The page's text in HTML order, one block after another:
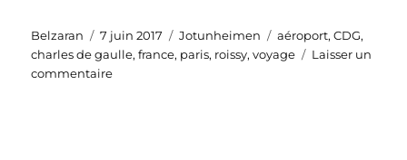
Auteur
Belzaran
Publié
le
7 juin 2017 Catégories
Jotunheimen Étiquettes
aéroport,CDG,
charles de gaulle,france, paris, roissy,voyage
Laisser un
commentairesur